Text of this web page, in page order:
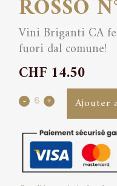
ROSSO
Vini Briganti CA
fuori dal comune!
CHF 14.50
Il
Vino
Rosso
Ajouter